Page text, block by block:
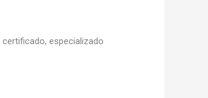
especializado